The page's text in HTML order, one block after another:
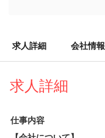
求人詳細 会社情報
求人詳細
仕事内容